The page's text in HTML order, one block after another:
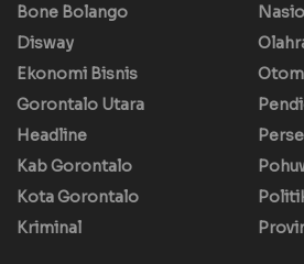
Bone Bolango
Disway
Ekonomi Bisnis
Gorontalo Utara
Headline
Kab Gorontalo
Kota Gorontalo
Kriminal